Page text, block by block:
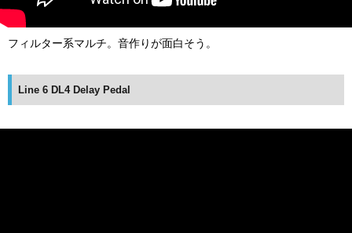
フィルター系マルチ。音作りが面白そう。
Line 6 DL4 Delay Pedal